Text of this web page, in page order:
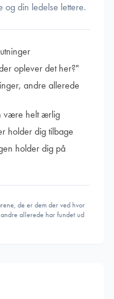
og din ledelse lettere.
oplever det her?"
andre allerede
være helt ærlig
holder dig tilbage
holder dig på
de er dem der ved hvor
allerede har fundet ud